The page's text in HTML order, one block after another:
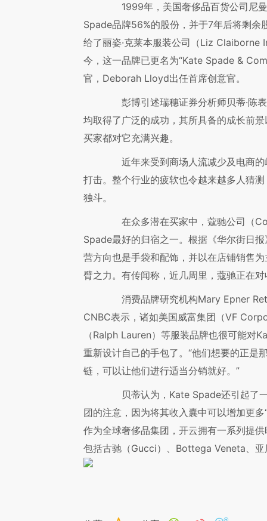
1999年，美国奢侈品百货公司尼
Spade品牌56%的股份，并于7年后将剩余
给了丽姿·克莱本服装公司（Liz Claiborne
今，这一品牌已更名为“Kate Spade &
官，Deborah Lloyd出任首席创意官。
彭博引述瑞穗证券分析师贝蒂·陈
均取得了广泛的成功，其所具备的成长前
买家都对它充满兴趣。
近年来受到商场人流减少及电商的
打击。整个行业的疲软也令越来越多人猜
独斗。
在众多潜在买家中，蔻驰公司（
Spade最好的归宿之一。根据《华尔街日
营方向也是手袋和配饰，并以在店铺销售
臂之力。有传闻称，近几周里，蔻驰正在
消费品牌研究机构Mary Epner
CNBC表示，诸如美国威富集团（VF
（Ralph Lauren）等服装品牌也很可能对
重新设计自己的手包了。“他们想要的正是
链，可以让他们进行适当分销就好。”
贝蒂认为，Kate Spade还引起了一
团的注意，因为将其收入囊中可以增加更
作为全球奢侈品集团，开云拥有一系列提
包括古驰（Gucci）、Bottega Veneta、